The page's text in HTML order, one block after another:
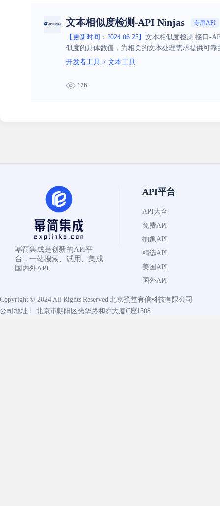
文本相似度检测-API Ninjas 专用API
【更新时间：2024.06.25】 文本相似度检测 接口-
似度的具体数值，为相关的文本处理需求提供可靠
开发者工具 > 文本工具
126
幂简集成是创新的API平
台，一站搜索、试用、集成
国内外API。
API平台
API大全
免费API
抽象API
精选API
美国API
国外API
Copyright © 2024 All Rights Reserved 北京蜜堂有信科技有限公司
公司地址： 北京市朝阳区光华路和乔大厦C座1508